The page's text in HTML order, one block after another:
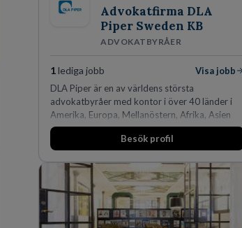
Advokatfirma DLA
Piper Sweden KB
ADVOKATBYRÅER
1lediga jobb
Visa jobb
DLA Piper är en av världens största
advokatbyråer med kontor i över 40 länder i
Amerika, Europa, Mellanöstern, Afrika, Asien
och Oceanien. Vi är specialister inom
affärsjuridikens alla områden och vi har några
fler än 450 jurister på fem kontor i Stockholm,
Köpenhamn, Århus, Oslo och Helsingfors kan vi
på DLA Piper erbjuda våra klienter en unik,
effektiv och gränsöverskridande nordisk
expertis. På vårt kontor i centrala Stockholm är
Besök profil